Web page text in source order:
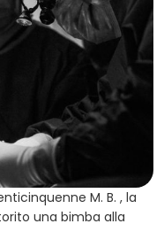
M. B. , la
una bimba alla